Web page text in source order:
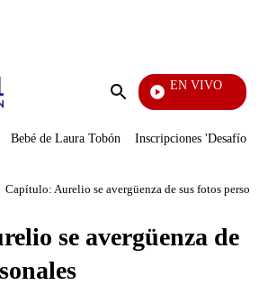
Enviar
EN VIVO
Televentas
Bebé de Laura Tobón Inscripciones 'Desafío'
Capítulo: Aurelio se avergüenza de sus fotos
se avergüenza de